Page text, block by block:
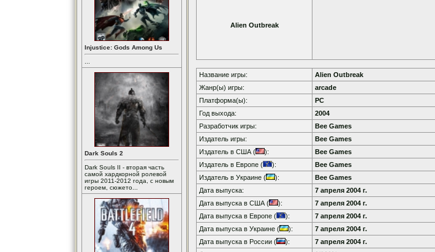
Injustice: Gods Among Us
Dark Souls 2
Dark Souls II - вторая часть
самой хардкорной ролевой
игры 2011-2012 года, с новым
героем, сюжето...
Alien Outbreak
Название игры:
Alien Outbreak
Жанр(ы) игры:
arcade
Платформа(ы):
PC
Год выхода:
2004
Разработчик игры:
Bee Games
Издатель игры:
Bee Games
Издатель в США (
):
Bee Games
Издатель в Европе (
):
Bee Games
Издатель в Украине (
):
Bee Games
Дата выпуска:
7 апреля 2004 г.
Дата выпуска в США (
):
7 апреля 2004 г.
Дата выпуска в Европе (
):
7 апреля 2004 г.
Дата выпуска в Украине (
):
7 апреля 2004 г.
Дата выпуска в России (
):
7 апреля 2004 г.